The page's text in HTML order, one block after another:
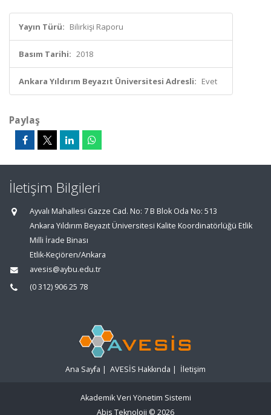
Yayın Türü: Bilirkişi Raporu
Basım Tarihi: 2018
Ankara Yıldırım Beyazıt Üniversitesi Adresli: Evet
Paylaş
İletişim Bilgileri
Ayvalı Mahallesi Gazze Cad. No: 7 B Blok Oda No: 513
Ankara Yıldırım Beyazıt Üniversitesi Kalite Koordinatörlüğü Etlik
Milli İrade Binası
Etlik-Keçiören/Ankara
avesis@aybu.edu.tr
(0 312) 906 25 78
Ana Sayfa | AVESİS Hakkında | İletişim
Akademik Veri Yönetim Sistemi
Abis Teknoloji © 2026